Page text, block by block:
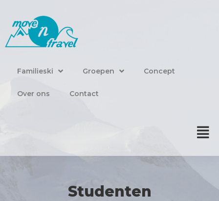
Familieski Groepen Concept
Over ons Contact
Familieski
Over ons
ContactStudenten